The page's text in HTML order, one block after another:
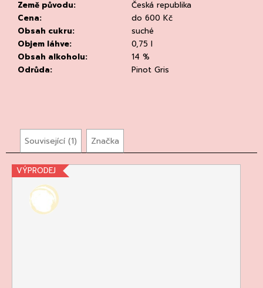
Země původu:
Česká republika
Cena:
do 600 Kč
Obsah cukru:
suché
Objem láhve:
0,75 l
Obsah alkoholu:
14 %
Odrůda: Pinot Gris
Související (1) Značka
VÝPRODEJ
m
e
TAŠKA
VÍNO
94
Původně: